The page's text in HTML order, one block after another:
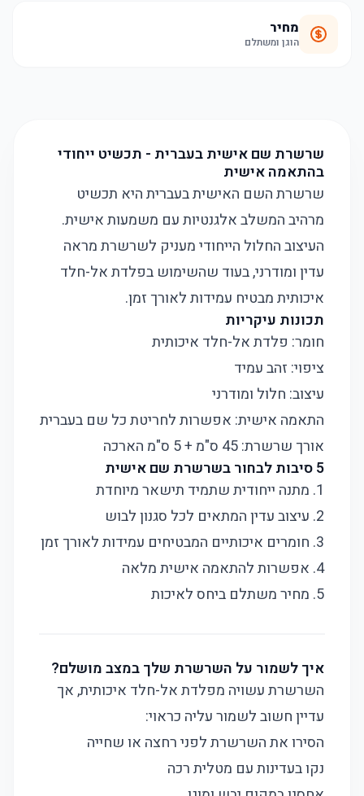
מחיר
הוגן ומשתלם
שרשרת שם אישית בעברית - תכשיט ייחודי
בהתאמה אישית
שרשרת השם האישית בעברית היא תכשיט
מרהיב המשלב אלגנטיות עם משמעות אישית.
העיצוב החלול הייחודי מעניק לשרשרת מראה
עדין ומודרני, בעוד שהשימוש בפלדת אל-חלד
איכותית מבטיח עמידות לאורך זמן.
תכונות עיקריות
חומר: פלדת אל-חלד איכותית
ציפוי: זהב עמיד
עיצוב: חלול ומודרני
התאמה אישית: אפשרות לחריטת כל שם בעברית
אורך שרשרת: 45 ס"מ + 5 ס"מ הארכה
5 סיבות לבחור בשרשרת שם אישית
1. מתנה ייחודית שתמיד תישאר מיוחדת
2. עיצוב עדין המתאים לכל סגנון לבוש
3. חומרים איכותיים המבטיחים עמידות לאורך זמן
4. אפשרות להתאמה אישית מלאה
5. מחיר משתלם ביחס לאיכות
איך לשמור על השרשרת שלך במצב מושלם?
השרשרת עשויה מפלדת אל-חלד איכותית, אך
עדיין חשוב לשמור עליה כראוי:
הסירו את השרשרת לפני רחצה או שחייה
נקו בעדינות עם מטלית רכה